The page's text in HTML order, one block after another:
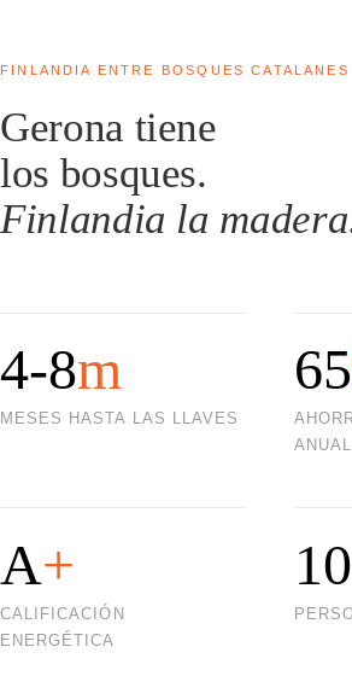
FINLANDIA ENTRE BOSQUES CATALANES
Gerona tiene
los bosques.
Finlandia la
4-8m
MESES HASTA LAS LLAVES
65
ANUAL
A+
CALIFICACIÓN
ENERGÉTICA